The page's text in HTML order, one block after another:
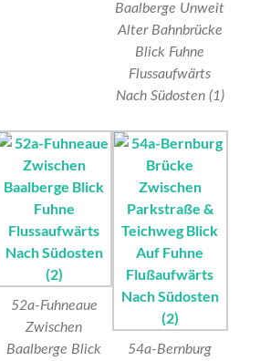
Baalberge Unweit
Alter Bahnbrücke
Blick Fuhne
Flussaufwärts
Nach Südosten (1)
52a-Fuhneaue
Zwischen
Baalberge Blick
54a-Bernburg